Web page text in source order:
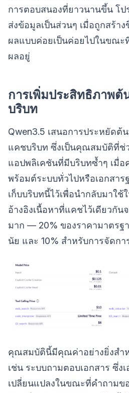
การตอบสนองที่ยาวนานขึ้น โป
ส่งข้อมูลเป็นส่วนๆ เมื่อถูกสร้า
ผลแบบค่อยเป็นค่อยไปในขณะ
ผลอยู่
การเพิ่มประสิทธิภาพ
บริบท
Qwen3.5 เสนอการประหยัด
แคชบริบท ซึ่งเป็นคุณสมบัติที่ช่
แอปพลิเคชันที่มีบริบทซ้ำๆ เมื่
พร้อมต์ระบบทั่วไปหรือเอกสา
เก็บบริบทนี้ไว้เพื่อนำกลับมาใช้
อ้างอิงเนื้อหาที่แคชไว้เดียวกั
มาก — 20% ของราคามาตรฐ
นัย และ 10% สำหรับการจัดก
คุณสมบัตินี้มีคุณค่าอย่างยิ่งสำ
เช่น ระบบถามตอบเอกสาร ซึ่ง
เปลี่ยนแปลงในขณะที่คำถามข